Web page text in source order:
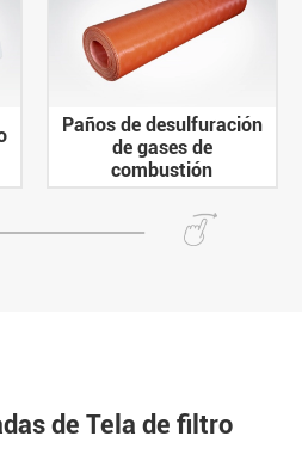
Paños de desulfuración
de gases de
combustión
de Tela de filtro